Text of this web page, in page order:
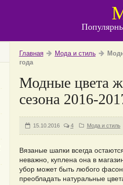
Главная Мода и стиль
года
Модные цвета
сезона 2016-
15.10.2016 4 Мода и стиль
Вязаные шапки всегда
неважно, куплена она в
убор может быть любого
преобладать натуральные